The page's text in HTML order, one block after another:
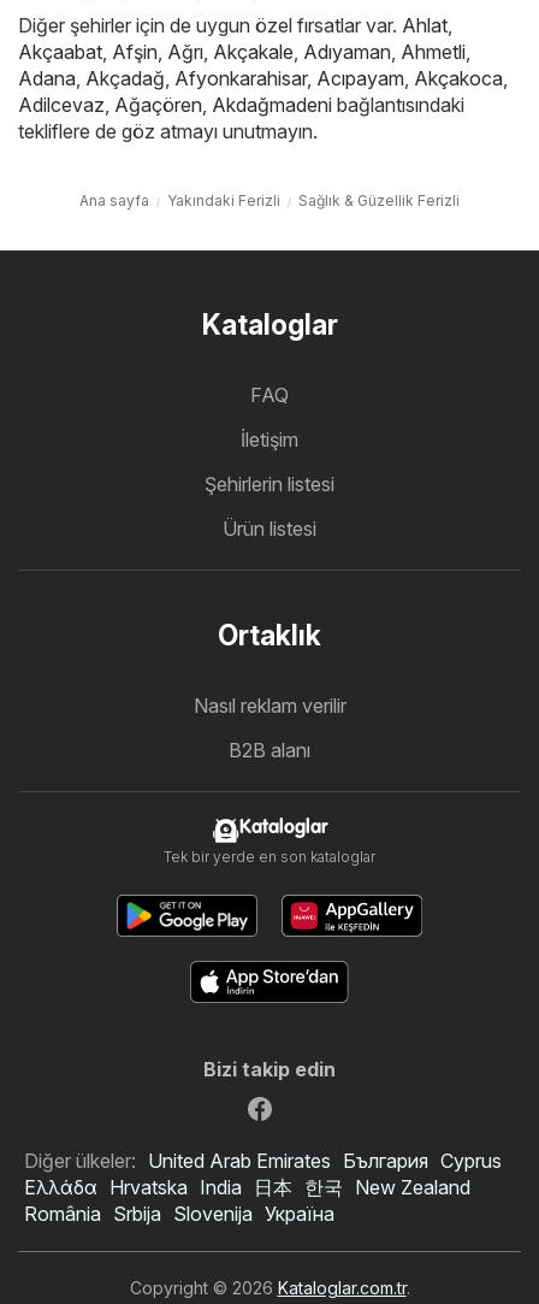
Diğer şehirler için de uygun özel fırsatlar var. Ahlat
Akçaabat Afşin Ağrı Akçakale Adıyaman Ahmetli
Adana Akçadağ Afyonkarahisar, Acıpayam Akçakoca
Adilcevaz Ağaçören Akdağmadeni bağlantısındaki
tekliflere de göz atmayı unutmayın.
Ana sayfa Yakındaki Ferizli Sağlık & Güzellik Ferizli
Kataloglar
FAQ
İletişim
Şehirlerin listesi
Ürün listesi
Ortaklık
Nasıl reklam verilir
B2B alanı
Kataloglar
Tek bir yerde en son kataloglar
Bizi takip edin
Diğer ülkeler: United Arab Emirates България Cyprus
Ελλάδα Hrvatska India 日本 한국 New Zealand
România Srbija Slovenija Україна
Copyright © 2026 Kataloglar.com.tr.